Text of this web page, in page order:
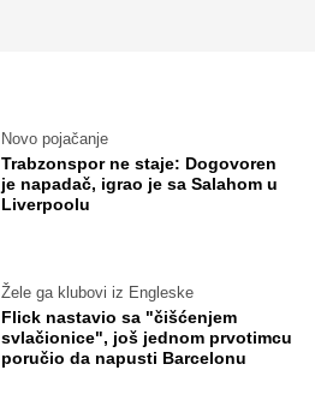
Novo pojačanje
Trabzonspor ne staje: Dogovoren
je napadač, igrao je sa Salahom u
Liverpoolu
Žele ga klubovi iz Engleske
Flick nastavio sa "čišćenjem
svlačionice", još jednom prvotimcu
poručio da napusti Barcelonu